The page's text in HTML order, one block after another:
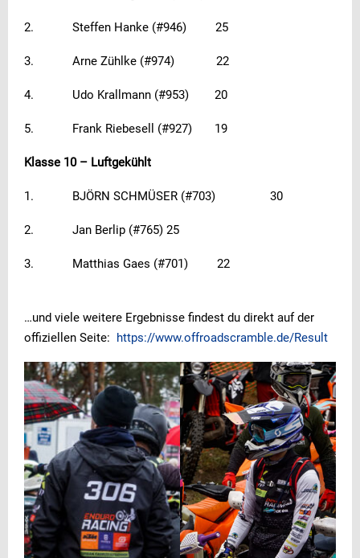
2. Steffen Hanke (#946) 25
3. Arne Zühlke (#974) 22
4. Udo Krallmann (#953) 20
5. Frank Riebesell (#927) 19
Klasse 10 – Luftgekühlt
1. BJÖRN SCHMÜSER (#703) 30
2. Jan Berlip (#765) 25
3. Matthias Gaes (#701) 22
…und viele weitere Ergebnisse findest du direkt auf der
offiziellen Seite: https://www.offroadscramble.de/Result